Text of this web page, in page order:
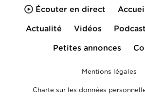
Écouter en direct
Actualité Vidéos
Petites annonces
Mentions légales
Charte sur les données